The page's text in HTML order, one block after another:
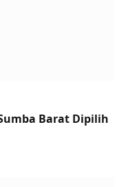
Barat Dipilih